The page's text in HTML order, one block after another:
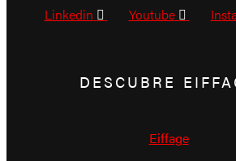
Linkedin Youtube
DESCUBRE
Eiffage